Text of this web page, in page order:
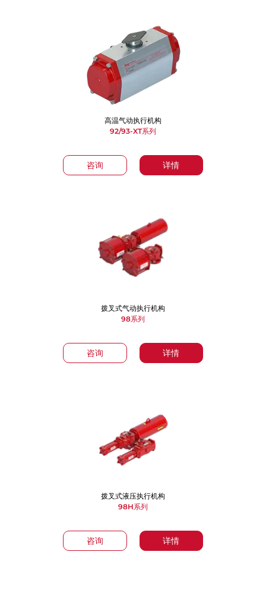
咨询 详情
高温气动执行机构
92/93-XT系列
咨询 详情
拨叉式气动执行机构
98系列
咨询 详情
拨叉式液压执行机构
98H系列